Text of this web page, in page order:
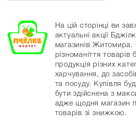
На цій сторінці ви
актуальні акції
магазинів
різноманіття
продукція різних
харчування, до
та посуду. Купівля
бути здійснена з
адже щодня магазин
товарів зі знижкою.